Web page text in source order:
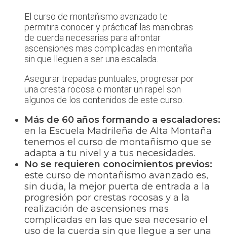
El curso de montañismo avanzado te
permitira conocer y prácticaf las maniobras
de cuerda necesarias para afrontar
ascensiones mas complicadas en montaña
sin que lleguen a ser una escalada.
Asegurar trepadas puntuales, progresar por
una cresta rocosa o montar un rapel son
algunos de los contenidos de este curso.
Más de 60 años formando a escaladores:
en la Escuela Madrileña de Alta Montaña
tenemos el curso de montañismo que se
adapta a tu nivel y a tus necesidades.
No se requieren conocimientos previos:
este curso de montañismo avanzado es,
sin duda, la mejor puerta de entrada a la
progresión por crestas rocosas y a la
realización de ascensiones mas
complicadas en las que sea necesario el
uso de la cuerda sin que llegue a ser una